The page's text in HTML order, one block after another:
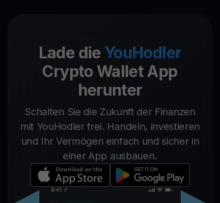
Lade die YouHodler
Crypto Wallet App
herunter
Schalten Sie die Zukunft der Finanzen
mit YouHodler frei. Handeln, investieren
und Ihr Vermögen einfach und sicher in
einer App ausbauen.